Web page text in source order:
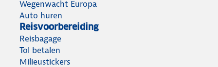
Wegenwacht Europa
Auto huren
Reisvoorbereiding
Reisbagage
Tol betalen
Milieustickers